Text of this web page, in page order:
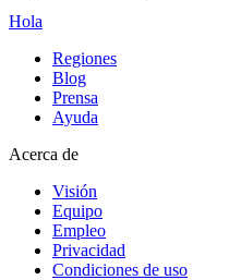
Hola
Regiones
Blog
Prensa
Ayuda
Acerca de
Visión
Equipo
Empleo
Privacidad
Condiciones de uso